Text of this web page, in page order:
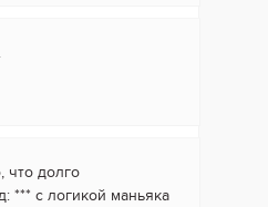
что долго
*** с логикой маньяка